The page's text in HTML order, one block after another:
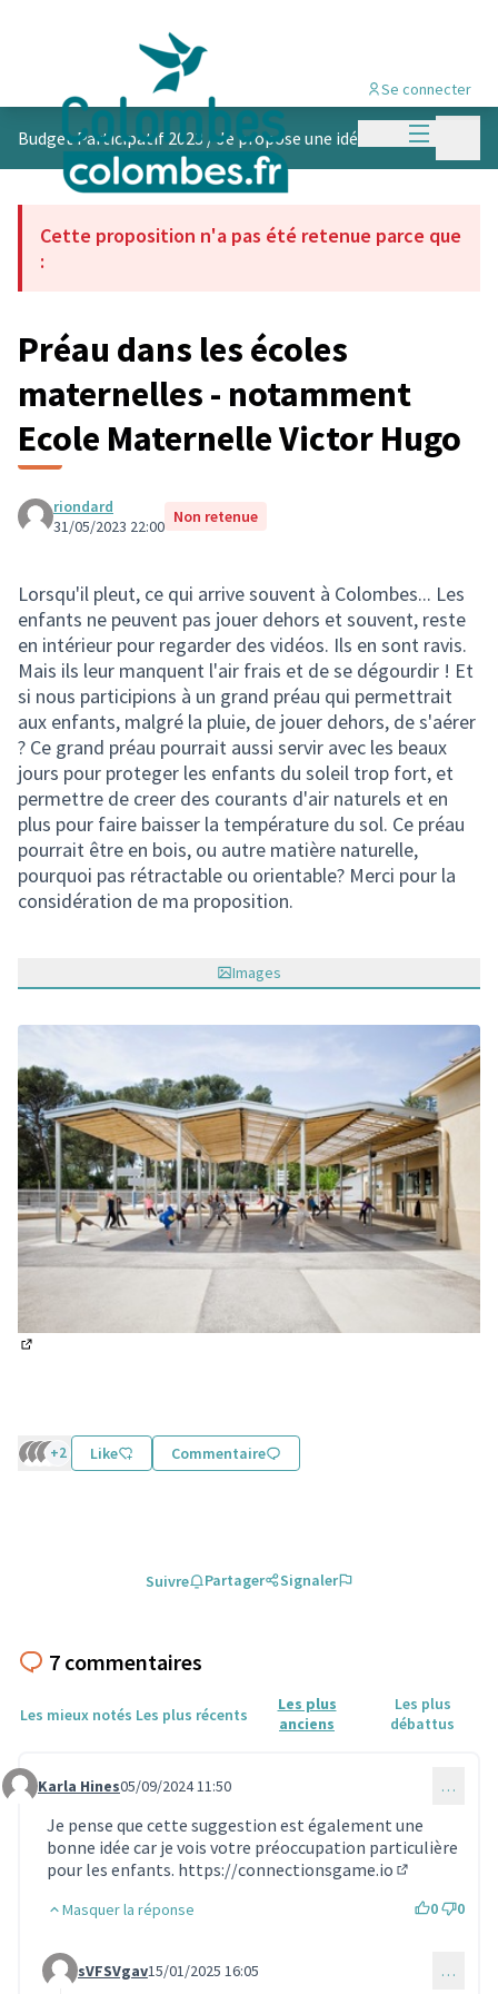
Menu
Se connecter
Budget Participatif 2023 /Je propose une idée
Cette proposition n'a pas été retenue parce que
:
Préau dans les écoles
maternelles - notamment
Ecole Maternelle Victor Hugo
riondard
31/05/2023 22:00 Non retenue
Lorsqu'il pleut, ce qui arrive souvent à Colombes... Les
enfants ne peuvent pas jouer dehors et souvent, reste
en intérieur pour regarder des vidéos. Ils en sont ravis.
Mais ils leur manquent l'air frais et de se dégourdir ! Et
si nous participions à un grand préau qui permettrait
aux enfants, malgré la pluie, de jouer dehors, de s'aérer
? Ce grand préau pourrait aussi servir avec les beaux
jours pour proteger les enfants du soleil trop fort, et
permettre de creer des courants d'air naturels et en
plus pour faire baisser la température du sol. Ce préau
pourrait être en bois, ou autre matière naturelle,
pourquoi pas rétractable ou orientable? Merci pour la
considération de ma proposition.
Images
+2 Like Commentaire
Suivre Partager Signaler
7 commentaires
Les mieux notés Les plus récents
Les plus
anciens
Les plus
débattus
Commentaire 1279
Karla Hines05/09/2024 11:50 …
Je pense que cette suggestion est également une
bonne idée car je vois votre préoccupation particulière
pour les enfants. https://connectionsgame.io
Masquer la réponse 0 0
Commentaire 1488 (réponse au commentaire 1279)
sVFSVgav15/01/2025 16:05 …